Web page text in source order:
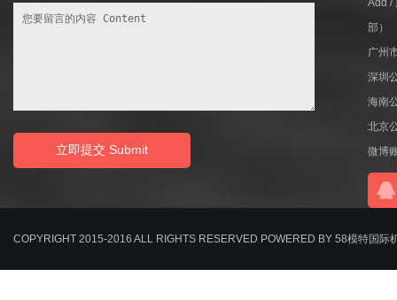
Add /
部）
广州
深圳
海南
北京
微博
COPYRIGHT 2015-2016 ALL RIGHTS RESERVED POWERED BY 58模特国际